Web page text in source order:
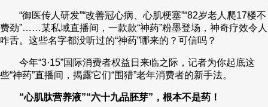
VIP会员 CCTV奥林匹克频道 生活体育大会 体育江湖
财经 教育 乡村振兴 生态环境 一带一路
大国智造 大国展会 大国保险 云顶对话 云起
“御医传人研发”“改善冠心病、心肌梗塞”“82岁老人爬17楼不
费劲”……某私域直播间，一款款“神药”粉墨登场，神奇疗效令人
咋舌。这些名字都没听过的“神药”哪来的？可信吗？
今年“3·15”国际消费者权益日来临之际，记者为你起底这
些“神药”直播间，揭露它们“围猎”老年消费者的新手法。
“心肌肽营养液”“六十九品胚芽”，根本不是药！